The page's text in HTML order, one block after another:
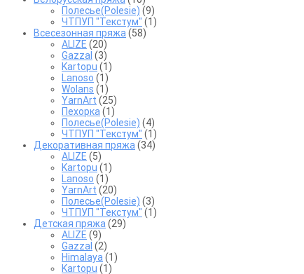
Полесье(Polesie) (9)
ЧТПУП "Текстум" (1)
Всесезонная пряжа(58)
ALIZE (20)
Gazzal (3)
Kartopu (1)
Lanoso (1)
Wolans (1)
YarnArt (25)
Пехорка(1)
Полесье(Polesie) (4)
ЧТПУП "Текстум" (1)
Декоративная пряжа(34)
ALIZE (5)
Kartopu (1)
Lanoso (1)
YarnArt (20)
Полесье(Polesie) (3)
ЧТПУП "Текстум" (1)
Детская пряжа(29)
ALIZE (9)
Gazzal (2)
Himalaya(1)
Kartopu (1)